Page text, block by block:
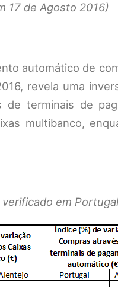
17 de Agosto 2016)
automático de
revela uma
de terminais de
multibanco,
em